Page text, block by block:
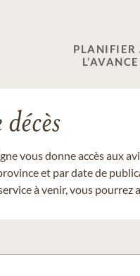
PLANIFIER
L’AVANCE
vous donne accès aux
et par date de
à venir, vous pourrez